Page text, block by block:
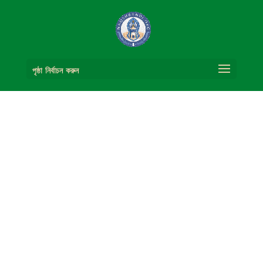
পৃষ্ঠা নির্বাচন করুন